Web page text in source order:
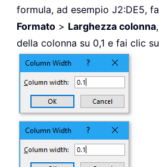
formula, ad esempio J2:DE5,
Formato > Larghezza colonna
della colonna su 0,1 e fai clic